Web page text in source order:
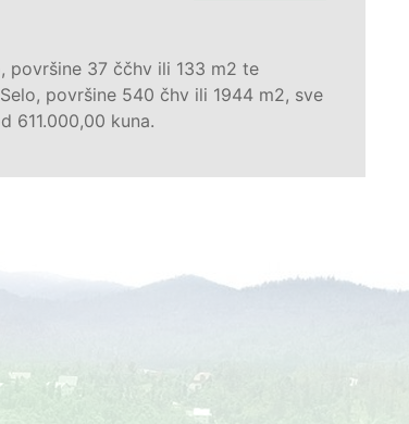
površine 37 ččhv ili 133 m2 te
površine 540 čhv ili 1944 m2, sve
611.000,00 kuna.